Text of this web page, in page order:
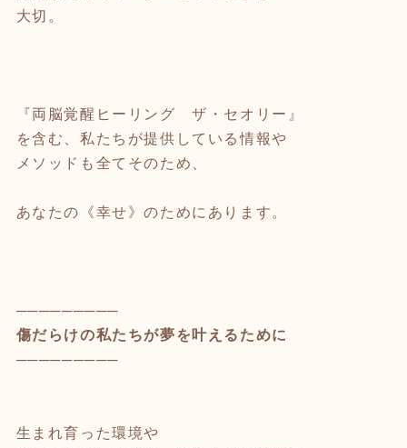
大切。
『両脳覚醒ヒーリング ザ・セオリー』
を含む、私たちが提供している情報や
メソッドも全てそのため、
あなたの《幸せ》のためにあります。
─────────
傷だらけの私たちが夢を叶えるために
─────────
生まれ育った環境や